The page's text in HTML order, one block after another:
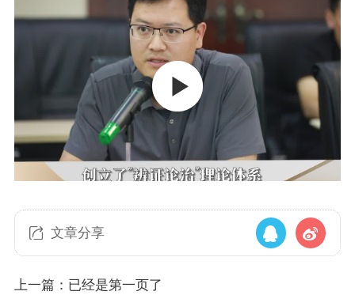
文章分享
上一篇：已经是第一页了